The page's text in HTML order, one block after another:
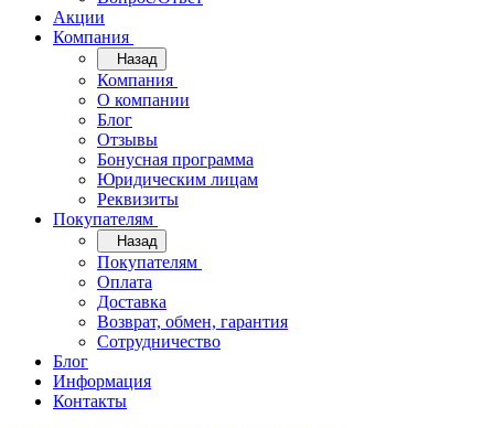
Акции
Компания
Назад
Компания
О компании
Блог
Отзывы
Бонусная программа
Юридическим лицам
Реквизиты
Покупателям
Назад
Покупателям
Оплата
Доставка
Возврат, обмен, гарантия
Сотрудничество
Блог
Информация
Контакты